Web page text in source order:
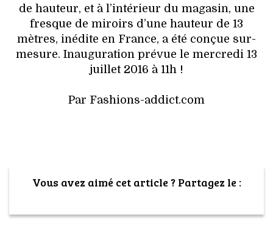
de hauteur, et à l’intérieur du magasin, une
fresque de miroirs d’une hauteur de 13
mètres, inédite en France, a été conçue sur-
mesure. Inauguration prévue le mercredi 13
juillet 2016 à 11h !
Par Fashions-addict.com
Vous avez aimé cet article ? Partagez le :